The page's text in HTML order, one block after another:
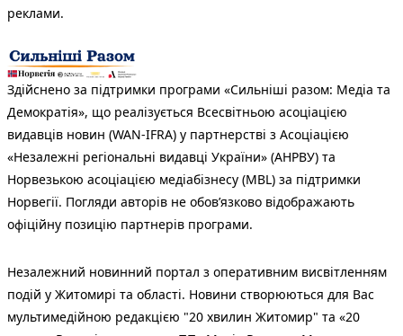
реклами.
Здійснено за підтримки програми «Сильніші разом: Медіа та
Демократія», що реалізується Всесвітньою асоціацією
видавців новин (WAN-IFRA) у партнерстві з Асоціацією
«Незалежні регіональні видавці України» (АНРВУ) та
Норвезькою асоціацією медіабізнесу (MBL) за підтримки
Норвегії. Погляди авторів не обов’язково відображають
офіційну позицію партнерів програми.
Незалежний новинний портал з оперативним висвітленням
подій у Житомирі та області. Новини створюються для Вас
мультимедійною редакцією "20 хвилин Житомир" та «20